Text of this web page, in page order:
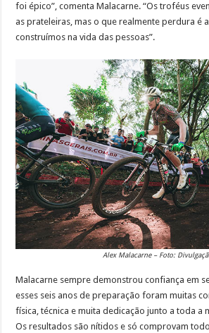
foi épico”, comenta Malacarne. “Os troféus
as prateleiras, mas o que realmente perdura é
construímos na vida das pessoas”.
Alex Malacarne – Foto:
Malacarne sempre demonstrou confiança em
esses seis anos de preparação foram muitas
física, técnica e muita dedicação junto a toda a
Os resultados são nítidos e só comprovam